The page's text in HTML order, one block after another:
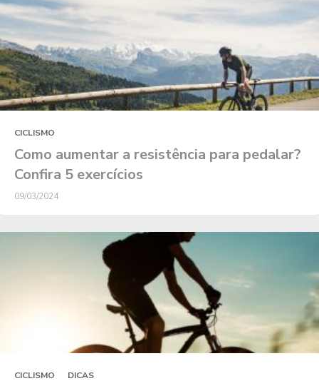
CICLISMO
Como aumentar a resistência para pedalar?
Confira 5 exercícios
09/03/2024
CICLISMO DICAS